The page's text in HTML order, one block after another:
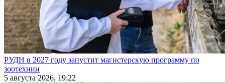
РУДН в 2027 году запустит магистерскую программу по
зоотехнии
5 августа 2026, 19:22